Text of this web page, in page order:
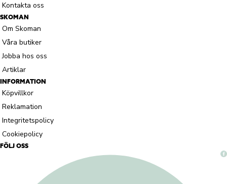
Kontakta oss
SKOMAN
Om Skoman
Våra butiker
Jobba hos oss
Artiklar
INFORMATION
Köpvillkor
Reklamation
Integritetspolicy
Cookiepolicy
FÖLJ OSS